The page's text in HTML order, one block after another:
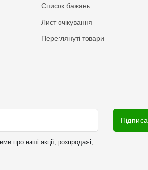
Список бажань
Лист очікування
Переглянуті товари
про наші акції, розпродажі,